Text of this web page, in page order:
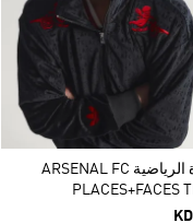
السترة الرياضية ARSENAL FC
PLACES+FACES